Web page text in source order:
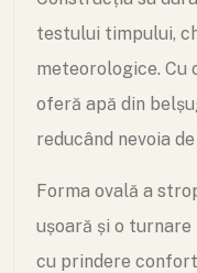
testului timpului,
meteorologice. Cu
oferă apă din
reducând nevoia
Forma ovală a
ușoară și o turnare
cu prindere